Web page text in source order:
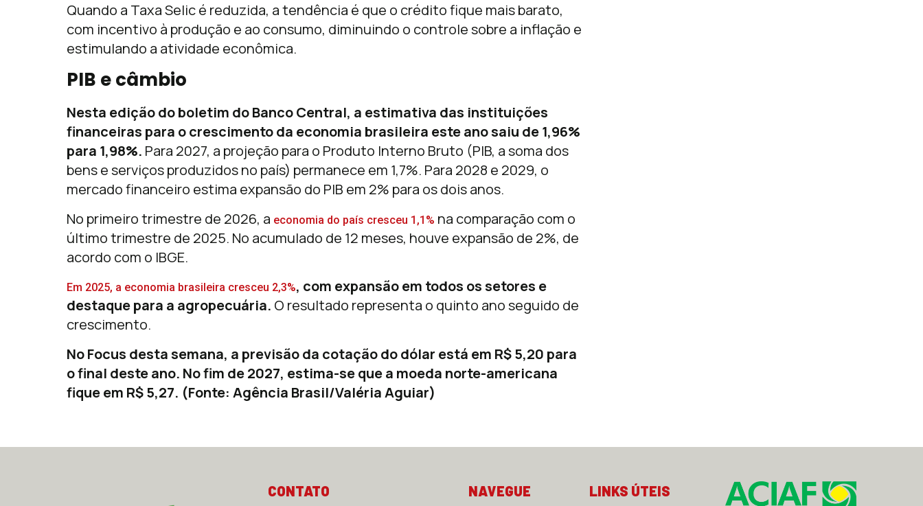
Quando a Taxa Selic é reduzida, a tendência é que o crédito fique mais barato,
com incentivo à produção e ao consumo, diminuindo o controle sobre a inflação e
estimulando a atividade econômica.
PIB e câmbio
Nesta edição do boletim do Banco Central, a estimativa das instituições
financeiras para o crescimento da economia brasileira este ano saiu de 1,96%
para 1,98%. Para 2027, a projeção para o Produto Interno Bruto (PIB, a soma dos
bens e serviços produzidos no país) permanece em 1,7%. Para 2028 e 2029, o
mercado financeiro estima expansão do PIB em 2% para os dois anos.
No primeiro trimestre de 2026, a economia do país cresceu ​1,1% na comparação com o
último trimestre de 2025. No acumulado de 12 meses, houve expansão de 2%, de
acordo com o IBGE.
Em 2025, a economia brasileira cresceu 2,3%, com expansão em todos os setores e
destaque para a agropecuária. O resultado representa o quinto ano seguido de
crescimento.
No Focus desta semana, a previsão da cotação do dólar está em R$ 5,20 para
o final deste ano. No fim de 2027, estima-se que a moeda norte-americana
fique em R$ 5,27. (Fonte: Agência Brasil/Valéria Aguiar)
CONTATO NAVEGUE LINKS ÚTEIS